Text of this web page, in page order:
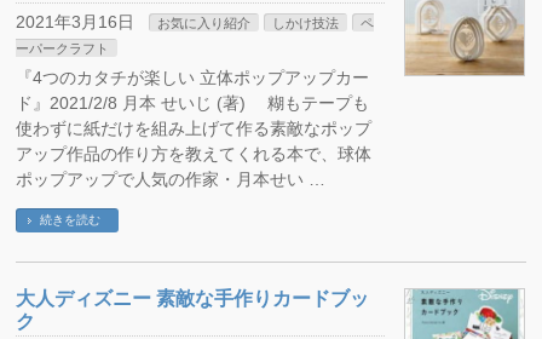
2021年3月16日 お気に入り紹介 しかけ技法
ペ
ーパークラフト
『4つのカタチが楽しい 立体ポップアップカー
ド』2021/2/8 月本 せいじ (著) 糊もテープも
使わずに紙だけを組み上げて作る素敵なポップ
アップ作品の作り方を教えてくれる本で、球体
ポップアップで人気の作家・月本せい …
続きを読む
大人ディズニー 素敵な手作りカードブッ
ク